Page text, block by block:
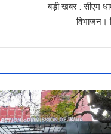
बड़ी खबर : सीएम
विभाजन।